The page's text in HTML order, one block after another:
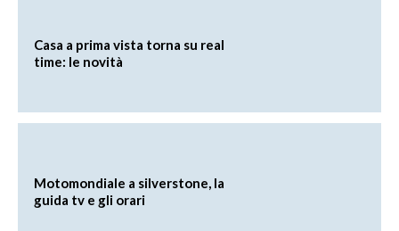
Casa a prima vista torna su real
time: le novità
Motomondiale a silverstone, la
guida tv e gli orari